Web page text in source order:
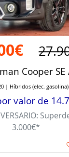
Cooper SE
| Híbridos (elec.
valor de
3.000€*